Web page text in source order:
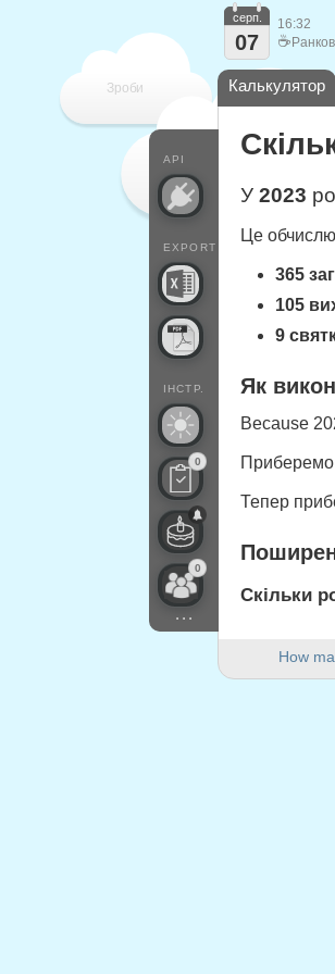
Зроби
кожен
API
EXPORT
ІНСТР.
0
0
...
серп.
07
16:32
☕
Калькулятор
How
У 2023
Це
365
105
9
Як
Because
Приберемо
Тепер
Скільки
Скільки